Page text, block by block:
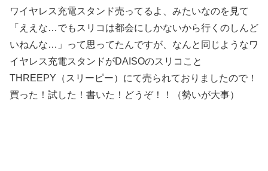
ワイヤレス充電スタンド売ってるよ、みたいなのを見て
「ええな…でもスリコは都会にしかないから行くのしんど
いねんな…」って思ってたんですが、なんと同じようなワ
イヤレス充電スタンドがDAISOのスリコこと
THREEPY（スリーピー）にて売られておりましたので！
買った！試した！書いた！どうぞ！！（勢いが大事）